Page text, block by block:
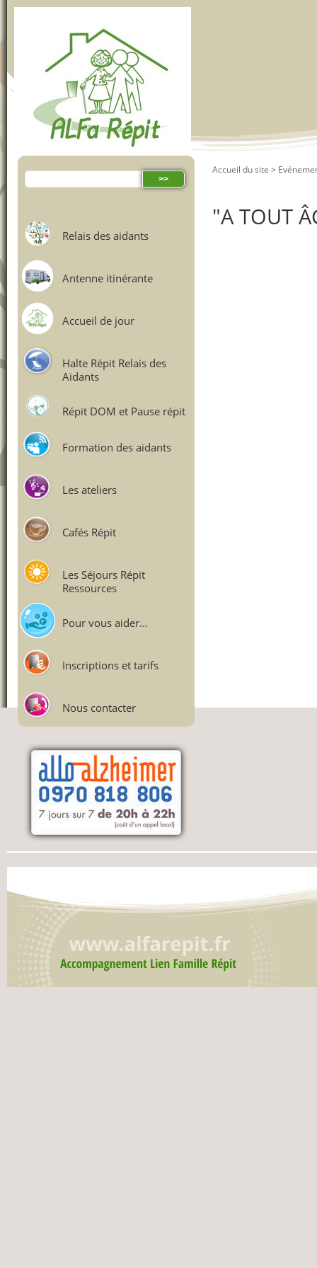
Accueil du site >
"A TOUT
Relais des aidants
Antenne itinérante
Accueil de jour
Halte Répit Relais des
Aidants
Répit DOM et Pause répit
Formation des aidants
Les ateliers
Cafés Répit
Les Séjours Répit
Ressources
Pour vous aider...
Inscriptions et tarifs
Nous contacter